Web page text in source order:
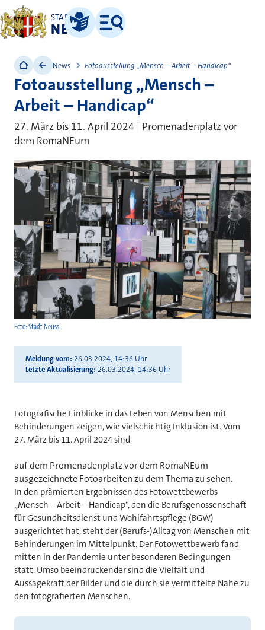
STADT
NEUSS
Leichte Sprache
Menü
Foto: Stadt Neuss
News Fotoausstellung „Mensch – Arbeit – Handicap“
Fotoausstellung „Mensch –
Arbeit – Handicap“
27. März bis 11. April 2024 | Promenadenplatz vor
dem RomaNEum
Meldung vom 26.03.2024, 14:36 Uhr
Letzte Aktualisierung 26.03.2024, 14:36 Uhr
Fotografische Einblicke in das Leben von Menschen mit
Behinderungen zeigen, wie vielschichtig Inklusion ist. Vom
27. März bis 11. April 2024 sind
auf dem Promenadenplatz vor dem RomaNEum
ausgezeichnete Fotoarbeiten zu dem Thema zu sehen.
In den prämierten Ergebnissen des Fotowettbewerbs
„Mensch – Arbeit – Handicap“, den die Berufsgenossenschaft
für Gesundheitsdienst und Wohlfahrtspflege (BGW)
ausgerichtet hat, steht der (Berufs-)Alltag von Menschen mit
Behinderungen im Mittelpunkt. Der Fotowettbewerb fand
mitten in der Pandemie unter besonderen Bedingungen
statt. Umso beeindruckender sind die Vielfalt und
Aussagekraft der Bilder und die durch sie vermittelte Nähe zu
den fotografierten Menschen.